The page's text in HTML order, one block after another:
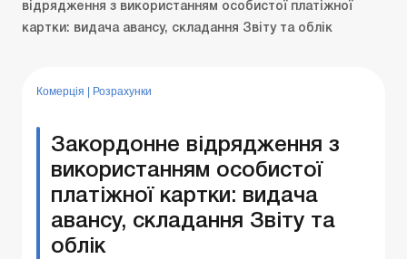
відрядження з використанням особистої платіжної
картки: видача авансу, складання Звіту та облік
Комерція Розрахунки
Закордонне відрядження з
використанням особистої
платіжної картки: видача
авансу, складання Звіту та
облік